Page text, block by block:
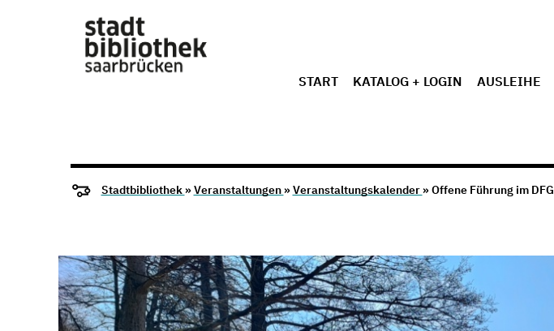
START KATALOG + LOGIN AUSLEIHE
Stadtbibliothek »Veranstaltungen »Veranstaltungskalender » Offene Führung im DFG